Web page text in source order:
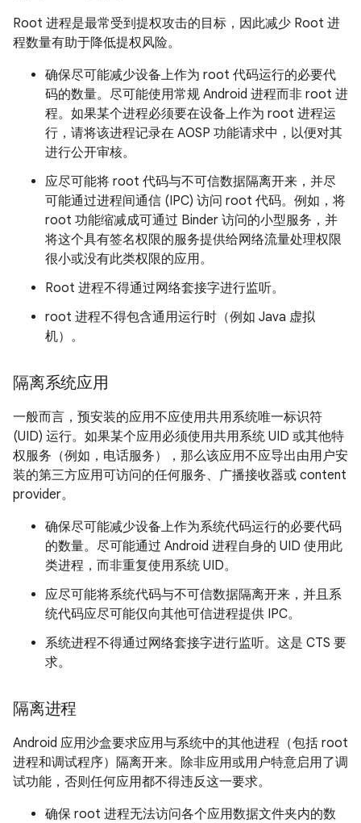
Root 进程是最常受到提权攻击的目标，因此减少 Root 进
程数量有助于降低提权风险。
确保尽可能减少设备上作为 root 代码运行的必要代
码的数量。尽可能使用常规 Android 进程而非 root 进
程。如果某个进程必须要在设备上作为 root 进程运
行，请将该进程记录在 AOSP 功能请求中，以便对其
进行公开审核。
应尽可能将 root 代码与不可信数据隔离开来，并尽
可能通过进程间通信 (IPC) 访问 root 代码。例如，将
root 功能缩减成可通过 Binder 访问的小型服务，并
将这个具有签名权限的服务提供给网络流量处理权限
很小或没有此类权限的应用。
Root 进程不得通过网络套接字进行监听。
root 进程不得包含通用运行时（例如 Java 虚拟
机）。
隔离系统应用
一般而言，预安装的应用不应使用共用系统唯一标识符
(UID) 运行。如果某个应用必须使用共用系统 UID 或其他特
权服务（例如，电话服务），那么该应用不应导出由用户安
装的第三方应用可访问的任何服务、广播接收器或 content
provider。
确保尽可能减少设备上作为系统代码运行的必要代码
的数量。尽可能通过 Android 进程自身的 UID 使用此
类进程，而非重复使用系统 UID。
应尽可能将系统代码与不可信数据隔离开来，并且系
统代码应尽可能仅向其他可信进程提供 IPC。
系统进程不得通过网络套接字进行监听。这是 CTS 要
求。
隔离进程
Android 应用沙盒要求应用与系统中的其他进程（包括 root
进程和调试程序）隔离开来。除非应用或用户特意启用了调
试功能，否则任何应用都不得违反这一要求。
确保 root 进程无法访问各个应用数据文件夹内的数